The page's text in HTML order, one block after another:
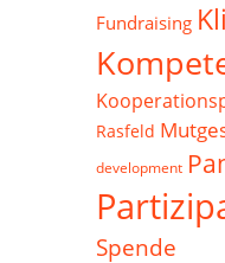
Fundraising
Rasfeld
development
Spende